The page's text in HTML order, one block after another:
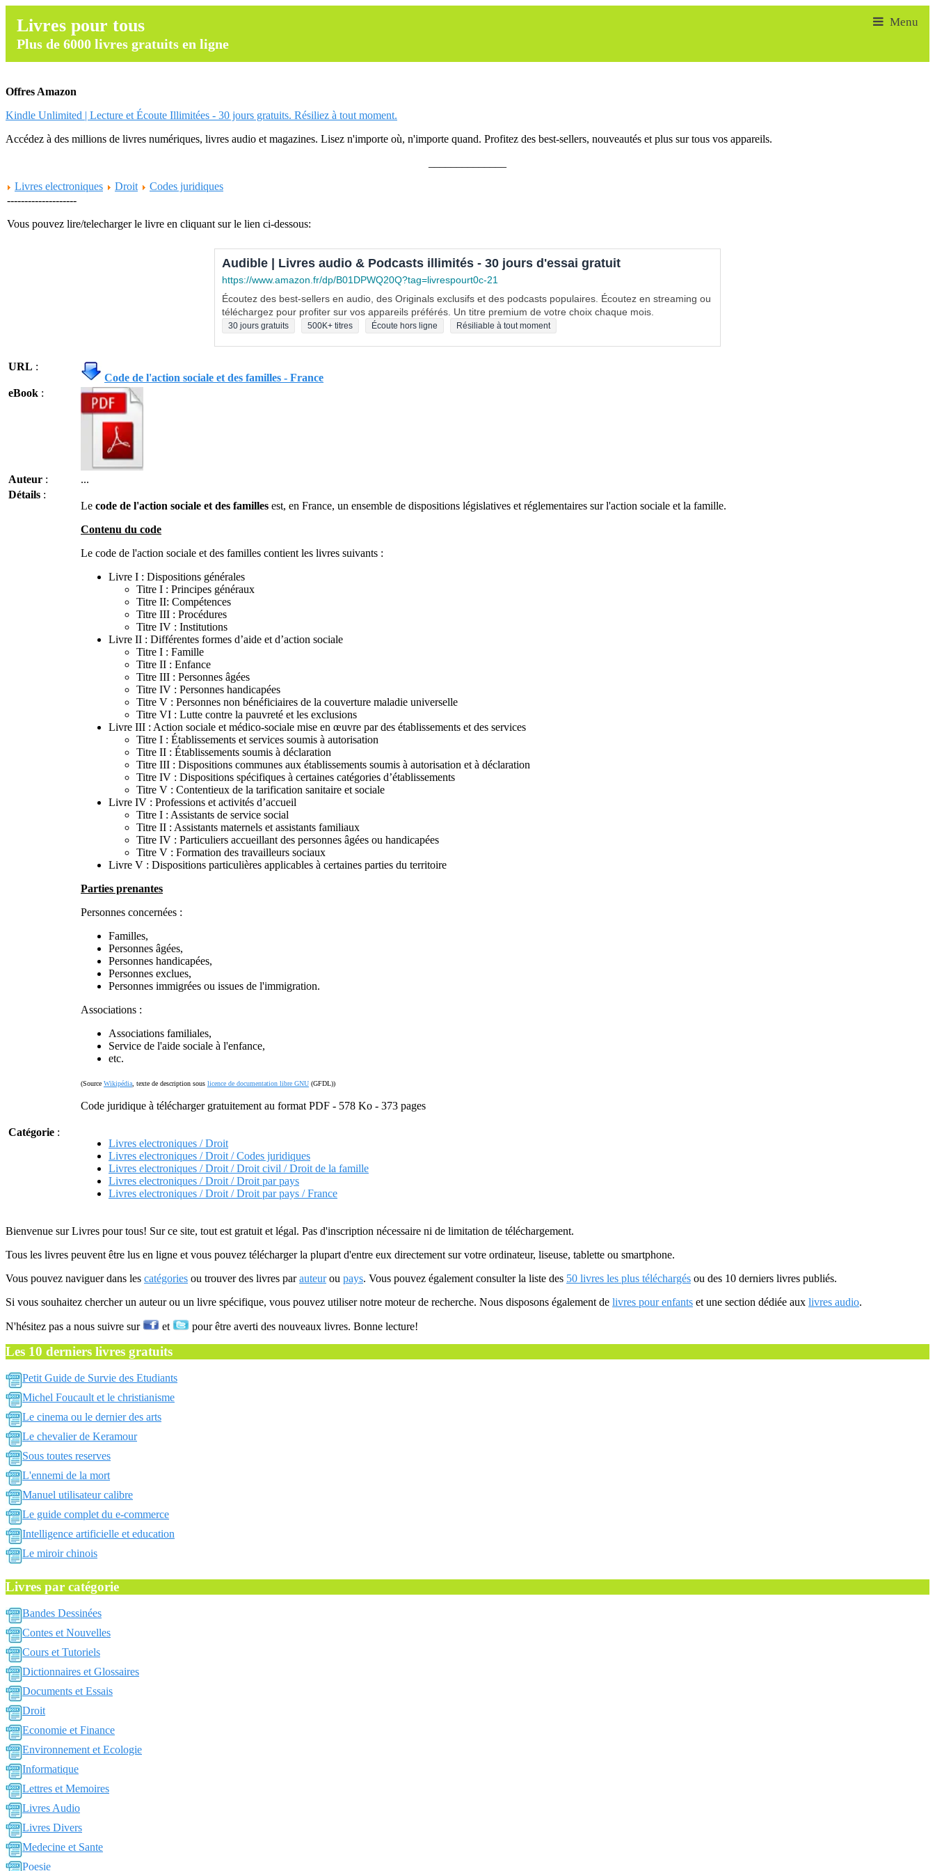
Livres pour tous
Plus de 6000 livres gratuits en ligne
Offres Amazon
Kindle Unlimited | Lecture et Écoute Illimitées - 30 jours gratuits. Résiliez à tout moment.
Accédez à des millions de livres numériques, livres audio et magazines. Lisez n'importe où, n'importe quand. Profitez des best-sellers, nouveautés et plus sur tous vos appareils.
Livres electroniques
Droit
Codes juridiques
--------------------
Vous pouvez lire/telecharger le livre en cliquant sur le lien ci-dessous:
Audible | Livres audio & Podcasts illimités - 30 jours d'essai gratuit
https://www.amazon.fr/dp/B01DPWQ20Q?tag=livrespourt0c-21
Écoutez des best-sellers en audio, des Originals exclusifs et des podcasts populaires. Écoutez en streaming ou
téléchargez pour profiter sur vos appareils préférés. Un titre premium de votre choix chaque mois.
30 jours gratuits 500K+ titres Écoute hors ligne Résiliable à tout moment
URL :
Code de l'action sociale et des familles - France
eBook :
Auteur :
...
Détails :
Le code de l'action sociale et des familles est, en France, un ensemble de dispositions législatives et réglementaires sur l'action sociale et la famille.
Contenu du code
Le code de l'action sociale et des familles contient les livres suivants :
Livre I : Dispositions générales
Titre I : Principes généraux
Titre II: Compétences
Titre III : Procédures
Titre IV : Institutions
Livre II : Différentes formes d’aide et d’action sociale
Titre I : Famille
Titre II : Enfance
Titre III : Personnes âgées
Titre IV : Personnes handicapées
Titre V : Personnes non bénéficiaires de la couverture maladie universelle
Titre VI : Lutte contre la pauvreté et les exclusions
Livre III : Action sociale et médico-sociale mise en œuvre par des établissements et des services
Titre I : Établissements et services soumis à autorisation
Titre II : Établissements soumis à déclaration
Titre III : Dispositions communes aux établissements soumis à autorisation et à déclaration
Titre IV : Dispositions spécifiques à certaines catégories d’établissements
Titre V : Contentieux de la tarification sanitaire et sociale
Livre IV : Professions et activités d’accueil
Titre I : Assistants de service social
Titre II : Assistants maternels et assistants familiaux
Titre IV : Particuliers accueillant des personnes âgées ou handicapées
Titre V : Formation des travailleurs sociaux
Livre V : Dispositions particulières applicables à certaines parties du territoire
Parties prenantes
Personnes concernées :
Familles,
Personnes âgées,
Personnes handicapées,
Personnes exclues,
Personnes immigrées ou issues de l'immigration.
Associations :
Associations familiales,
Service de l'aide sociale à l'enfance,
etc.
(Source Wikipédia , texte de description sous licence de documentation libre GNU (GFDL))
Code juridique à télécharger gratuitement au format PDF - 578 Ko - 373 pages
Catégorie :
Livres electroniques / Droit
Livres electroniques / Droit / Codes juridiques
Livres electroniques / Droit / Droit civil / Droit de la famille
Livres electroniques / Droit / Droit par pays
Livres electroniques / Droit / Droit par pays / France
Bienvenue sur Livres pour tous! Sur ce site, tout est gratuit et légal. Pas d'inscription nécessaire ni de limitation de téléchargement.
Tous les livres peuvent être lus en ligne et vous pouvez télécharger la plupart d'entre eux directement sur votre ordinateur, liseuse, tablette ou smartphone.
Vous pouvez naviguer dans les catégories ou trouver des livres parauteurou pays. Vous pouvez également consulter la liste des 50 livres les plus téléchargés ou des 10 derniers livres publiés.
Si vous souhaitez chercher un auteur ou un livre spécifique, vous pouvez utiliser notre moteur de recherche. Nous disposons également de livres pour enfants et une section dédiée aux livres audio.
N'hésitez pas a nous suivre sur et pour être averti des nouveaux livres. Bonne lecture!
Les 10 derniers livres gratuits
Petit Guide de Survie des Etudiants
Michel Foucault et le christianisme
Le cinema ou le dernier des arts
Le chevalier de Keramour
Sous toutes reserves
L'ennemi de la mort
Manuel utilisateur calibre
Le guide complet du e-commerce
Intelligence artificielle et education
Le miroir chinois
Livres par catégorie
Bandes Dessinées
Contes et Nouvelles
Cours et Tutoriels
Dictionnaires et Glossaires
Documents et Essais
Droit
Economie et Finance
Environnement et Ecologie
Informatique
Lettres et Memoires
Livres Audio
Livres Divers
Medecine et Sante
Poesie